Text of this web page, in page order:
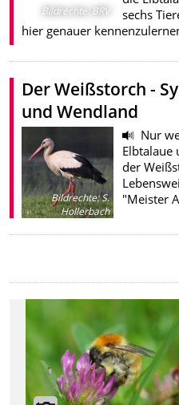
Bildrechte: BRV
sechs
hier genauer
Der Weißstorch -
und Wendland
Bildrechte:S.
Hollerbach
Nur
Elbtalaue
der
"Meister